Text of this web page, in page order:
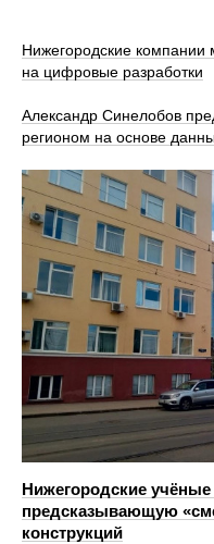
Нижегородские компании
на цифровые разработки
Александр Синелобов
регионом на основе
Нижегородские
предсказывающую
конструкций